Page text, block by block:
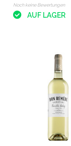
Noch keine Bewertungen
AUF LAGER